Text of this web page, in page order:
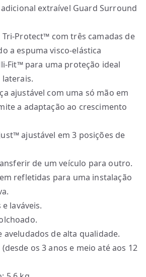
extraível Guard Surround
Tri-Protect™ com três camadas de
a espuma visco-elástica
Fit™ para uma proteção ideal
ajustável com uma só mão em
a adaptação ao crescimento
ajustável em 3 posições de
de um veículo para outro.
refletidas para uma instalação
laváveis.
aveludados de alta qualidade.
(desde os 3 anos e meio até aos 12